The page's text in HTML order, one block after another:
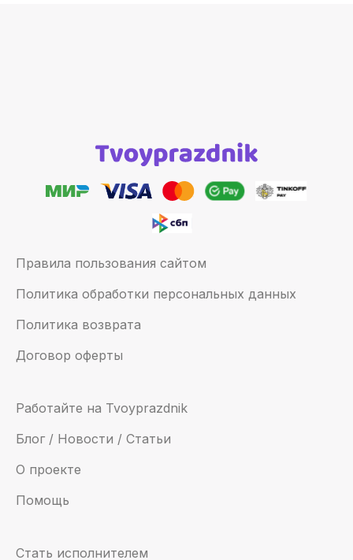
Правила пользования сайтом
Политика обработки персональных данных
Политика возврата
Договор оферты
Работайте на Tvoyprazdnik
Блог / Новости / Статьи
О проекте
Помощь
Стать исполнителем